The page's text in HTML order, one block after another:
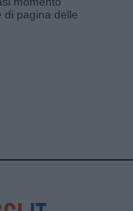
di pagina delle